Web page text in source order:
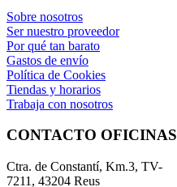
Sobre nosotros
Ser nuestro proveedor
Por qué tan barato
Gastos de envío
Política de Cookies
Tiendas y horarios
Trabaja con nosotros
CONTACTO OFICINAS
Ctra. de Constantí, Km.3, TV-
7211, 43204 Reus